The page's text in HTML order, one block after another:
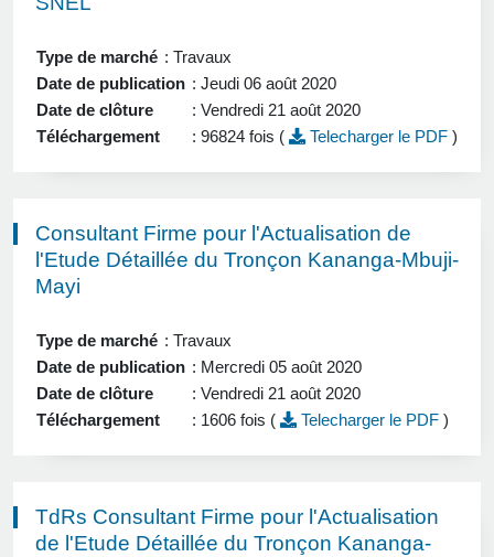
Type de marché : Travaux
Date de publication : Jeudi 06 août 2020
Date de clôture
: Vendredi 21 août 2020
Téléchargement
: 96824 fois ( Telecharger le PDF )
Consultant Firme pour l'Actualisation de
l'Etude Détaillée du Tronçon Kananga-Mbuji-
Mayi
Type de marché : Travaux
Date de publication : Mercredi 05 août 2020
Date de clôture
: Vendredi 21 août 2020
Téléchargement
: 1606 fois ( Telecharger le PDF )
TdRs Consultant Firme pour l'Actualisation
de l'Etude Détaillée du Tronçon Kananga-